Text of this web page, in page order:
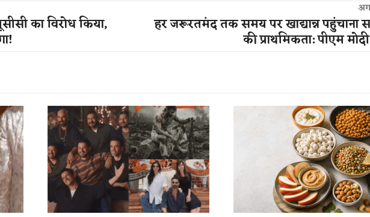
का विरोध किया, हर जरूरतमंद तक समय पर खाद्यान्न पहुंचाना
की प्राथमिकता: पीएम